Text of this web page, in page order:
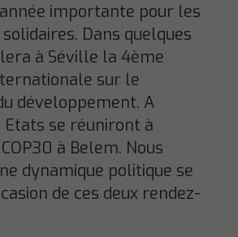
importante pour les
Dans quelques
à Séville la 4ème
sur le
développement. A
Etats se réuniront à
à Belem. Nous
dynamique politique se
de ces deux rendez-